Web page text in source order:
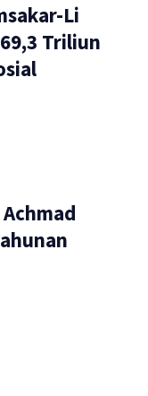
Li
Triliun